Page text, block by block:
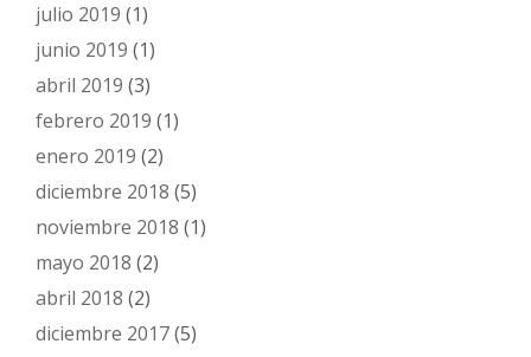
julio 2019 (1)
junio 2019 (1)
abril 2019 (3)
febrero 2019 (1)
enero 2019 (2)
diciembre 2018 (5)
noviembre 2018 (1)
mayo 2018 (2)
abril 2018 (2)
diciembre 2017(5)